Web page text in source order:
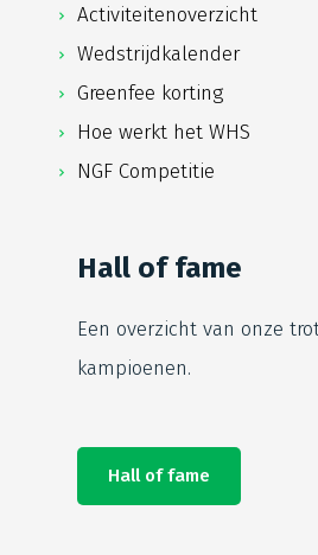
Activiteitenoverzicht
Wedstrijdkalender
Greenfee korting
Hoe werkt het WHS
NGF Competitie
Hall of fame
Een overzicht van onze
kampioenen.
Hall of fame